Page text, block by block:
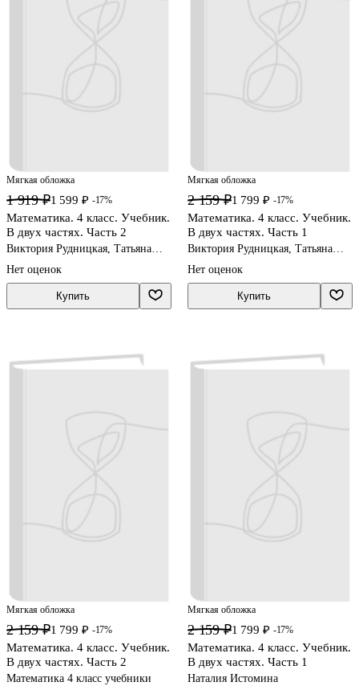
Мягкая обложка
1 919 ₽1 599 ₽ -17%
Математика. 4 класс. Учебник.
В двух частях. Часть 2
Виктория Рудницкая, Татьяна
Нет оценок
Купить
Мягкая обложка
2 159 ₽1 799 ₽ -17%
Математика. 4 класс. Учебник.
В двух частях. Часть 1
Виктория Рудницкая, Татьяна
Нет оценок
Купить
Мягкая обложка
2 159 ₽1 799 ₽ -17%
Математика. 4 класс. Учебник.
В двух частях. Часть 2
Математика 4 класс учебники
Мягкая обложка
2 159 ₽1 799 ₽ -17%
Математика. 4 класс. Учебник.
В двух частях. Часть 1
Наталия Истомина